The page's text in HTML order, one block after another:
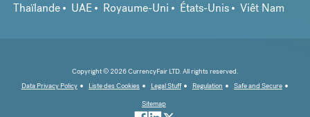
Thaïlande
UAE Royaume-Uni États-Unis Viêt Nam
Copyright © 2026 CurrencyFair LTD. All rights reserved.
Data Privacy Policy
Liste des Cookies Legal Stuff Regulation
Safe and Secure
Sitemap